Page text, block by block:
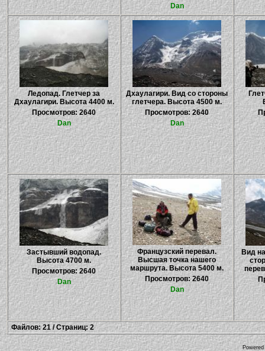
Dan
Ледопад. Глетчер за
Дхаулагири. Высота 4400 м.
Просмотров: 2640
Dan
Дхаулагири. Вид со стороны
глетчера. Высота 4500 м.
Просмотров: 2640
Dan
Застывший водопад.
Высота 4700 м.
Просмотров: 2640
Dan
Французский перевал.
Высшая точка нашего
маршрута. Высота 5400 м.
Просмотров: 2640
Dan
Вид
Файлов: 21 / Страниц: 2